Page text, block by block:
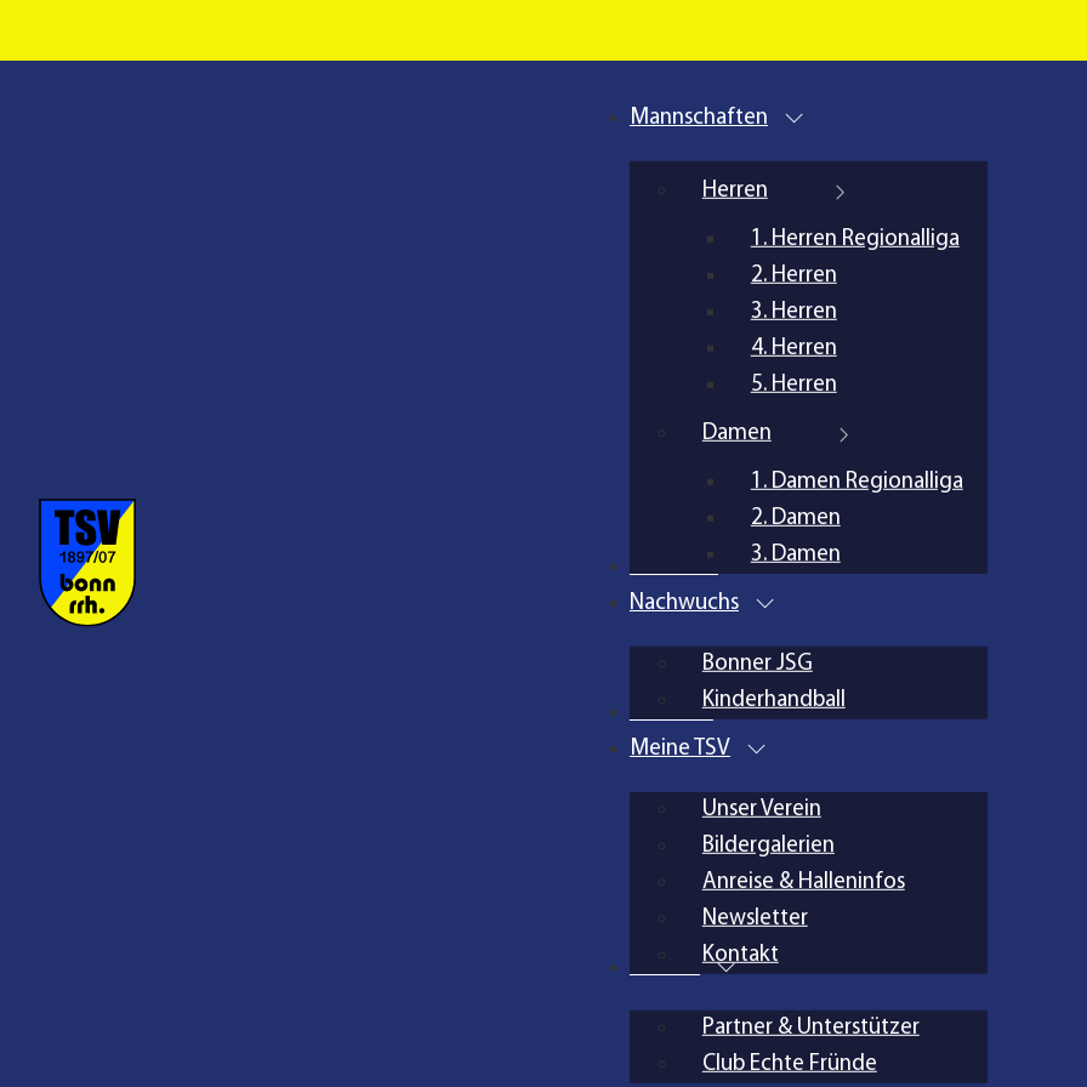
Mannschaften
Herren
1. Herren Regionalliga
2. Herren
3. Herren
4. Herren
5. Herren
Damen
1. Damen Regionalliga
2. Damen
3. Damen
Nachwuchs
Bonner JSG
Kinderhandball
Inklusion
Meine TSV
Unser Verein
Bildergalerien
Anreise & Halleninfos
Newsletter
Kontakt
Partner & Unterstützer
Club Echte Fründe